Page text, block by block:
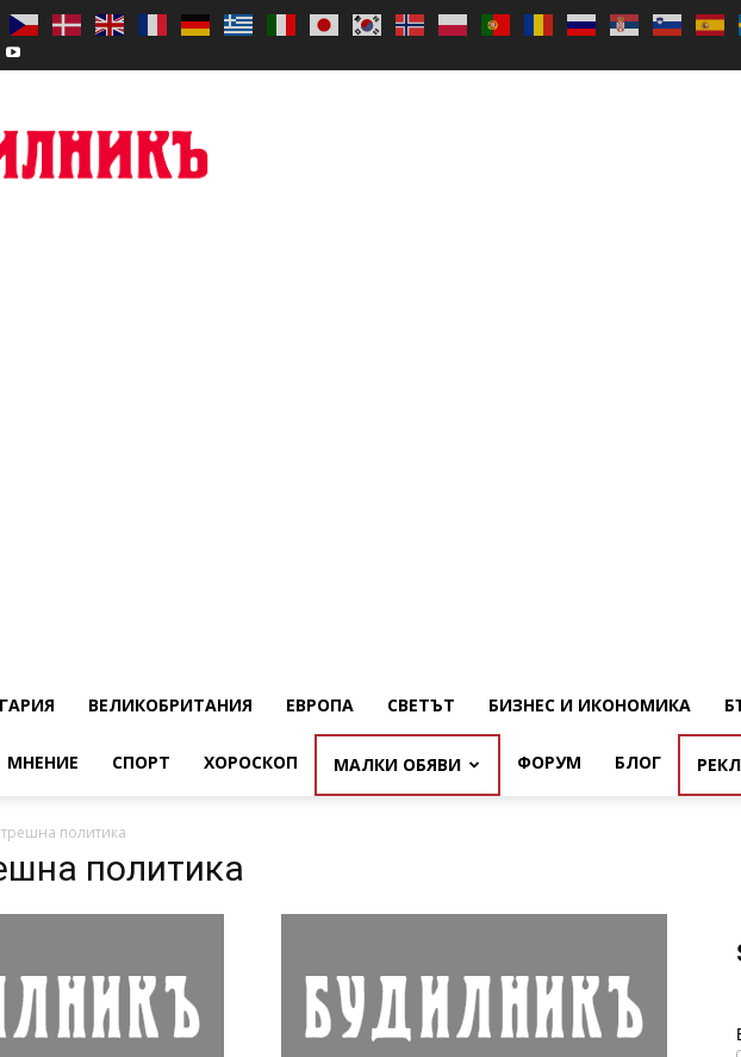
ВЕЛИКОБРИТАНИЯ ЕВРОПА СВЕТЪТ БИЗНЕС И ИКОНОМИКА
МНЕНИЕ СПОРТ ХОРОСКОП МАЛКИ ОБЯВИ ФОРУМ БЛОГ
политика
политика